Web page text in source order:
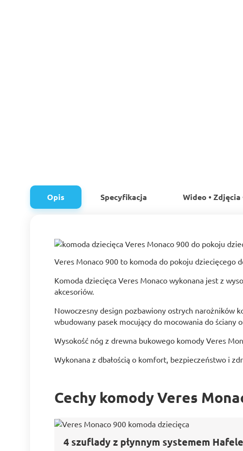
Opis Specyfikacja Wideo • Zdjęcia
Veres Monaco 900 to komoda do pokoju dziecięcego
Komoda dziecięca Veres Monaco wykonana jest z
akcesoriów.
Nowoczesny design pozbawiony ostrych narożników
wbudowany pasek mocujący do mocowania do ściany
Wysokość nóg z drewna bukowego komody Veres
Wykonana z dbałością o komfort, bezpieczeństwo i
Cechy komody Veres
4 szuflady z płynnym systemem Hafele